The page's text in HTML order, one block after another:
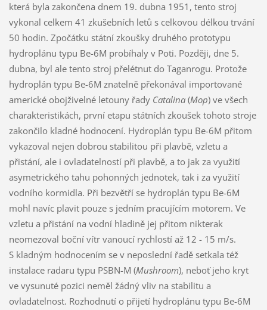
která byla zakončena dnem 19. dubna 1951, tento stroj
vykonal celkem 41 zkušebních letů s celkovou délkou trvání
50 hodin. Zpočátku státní zkoušky druhého prototypu
hydroplánu typu Be-6M probíhaly v Poti. Později, dne 5.
dubna, byl ale tento stroj přelétnut do Taganrogu. Protože
hydroplán typu Be-6M znatelně překonával importované
americké obojživelné letouny řady Catalina(Mop) ve všech
charakteristikách, první etapu státních zkoušek tohoto stroje
zakončilo kladné hodnocení. Hydroplán typu Be-6M přitom
vykazoval nejen dobrou stabilitou při plavbě, vzletu a
přistání, ale i ovladatelností při plavbě, a to jak za využití
asymetrického tahu pohonných jednotek, tak i za využití
vodního kormidla. Při bezvětří se hydroplán typu Be-6M
mohl navíc plavit pouze s jedním pracujícím motorem. Ve
vzletu a přistání na vodní hladině jej přitom nikterak
neomezoval boční vítr vanoucí rychlostí až 12 - 15 m/s.
S kladným hodnocením se v neposlední řadě setkala též
instalace radaru typu PSBN-M (Mushroom), neboť jeho kryt
ve vysunuté pozici neměl žádný vliv na stabilitu a
ovladatelnost. Rozhodnutí o přijetí hydroplánu typu Be-6M